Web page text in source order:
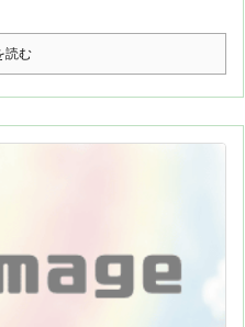
読む